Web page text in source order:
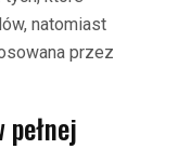
natomiast
przez